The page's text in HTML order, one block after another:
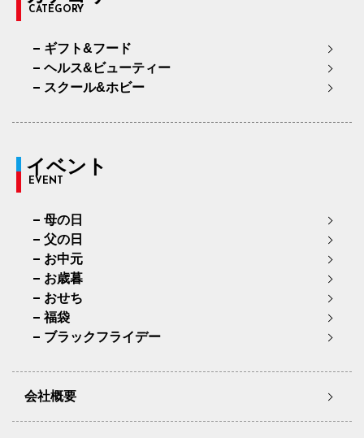
CATEGORY
ギフト&フード
ヘルス&ビューティー
スクール&ホビー
イベント
EVENT
母の日
父の日
お中元
お歳暮
おせち
福袋
ブラックフライデー
会社概要